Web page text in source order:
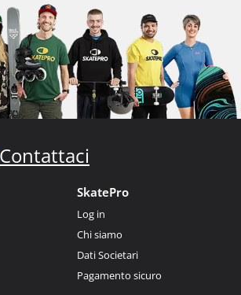
Contattaci
SkatePro
Log in
Chi siamo
Dati Societari
Pagamento sicuro